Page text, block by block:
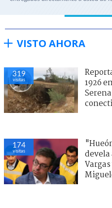
VISTO AHORA
319
visitas
1926
174
visitas